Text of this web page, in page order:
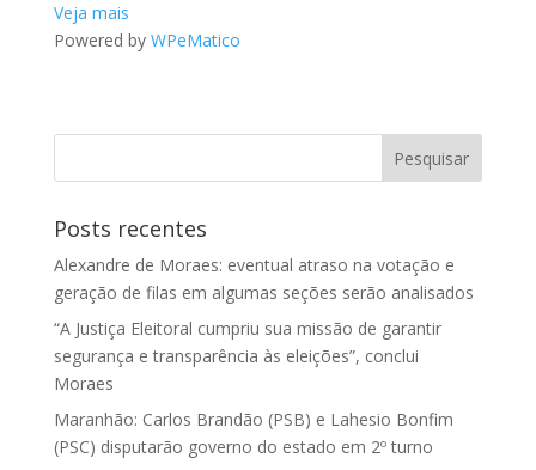
Veja mais
Powered by WPeMatico
Posts recentes
Alexandre de Moraes: eventual atraso na votação e
geração de filas em algumas seções serão analisados
“A Justiça Eleitoral cumpriu sua missão de garantir
segurança e transparência às eleições”, conclui
Moraes
Maranhão: Carlos Brandão (PSB) e Lahesio Bonfim
(PSC) disputarão governo do estado em 2º turno